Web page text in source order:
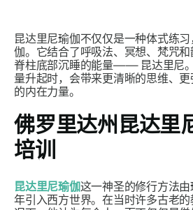
昆达里尼瑜伽不仅仅是一种体式练
伽。它结合了呼吸法、冥想、梵咒
脊柱底部沉睡的能量—— 昆达里尼
量升起时，会带来更清晰的思维、
的内在力量。
佛罗里达州昆达里
培训
昆达里尼瑜伽这一神圣的修行方法
年引入西方世界。在当时许多古老